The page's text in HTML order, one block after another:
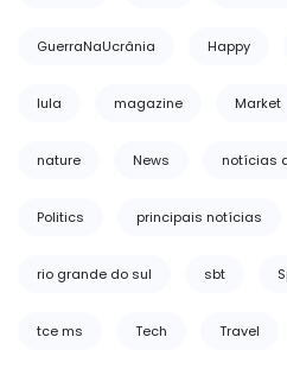
GuerraNaUcrânia Happy
lula magazine Market
nature News notícias
Politics principais notícias
rio grande do sul sbt
tce ms Tech Travel